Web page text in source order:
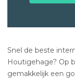
Snel de beste
Houtigehage? Op
gemakkelijk een